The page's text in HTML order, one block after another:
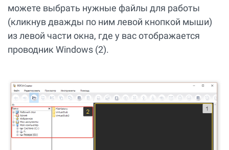
можете выбрать нужные файлы для работы
(кликнув дважды по ним левой кнопкой мыши)
из левой части окна, где у вас отображается
проводник Windows (2).